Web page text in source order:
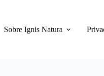
Sobre Ignis Natura